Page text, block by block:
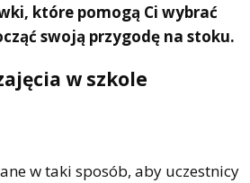
które pomogą Ci wybrać
swoją przygodę na stoku.
w szkole
w taki sposób, aby uczestnicy